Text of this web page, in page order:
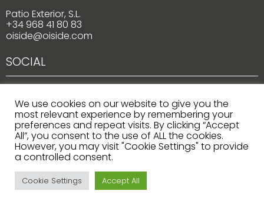
Patio Exterior, S.L.
+34 968 41 80 83
oiside@oiside.com
SOCIAL
Copyright © 2022 OISIDE
Legal Advise
Privacy Policy
We use cookies on our website to give you the
most relevant experience by remembering your
preferences and repeat visits. By clicking “Accept
All”, you consent to the use of ALL the cookies.
However, you may visit "Cookie Settings" to provide
a controlled consent.
Cookie Settings Accept All